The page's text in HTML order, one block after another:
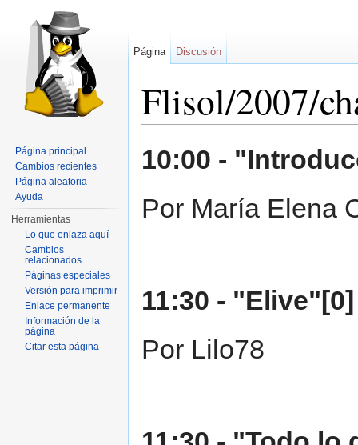
Flisol/2007/
10:00 -
Por María Elena
11:30 - "Elive"[0]
Por Lilo78
Página Discusión
Página principal
Cambios recientes
Página aleatoria
Ayuda
Herramientas
Lo que enlaza aquí
Cambios
relacionados
Páginas especiales
Versión para imprimir
Enlace permanente
Información de la
página
Citar esta página